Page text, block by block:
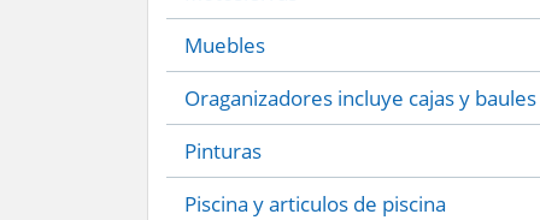
Muebles
Oraganizadores incluye cajas y baules
Pinturas
Piscina y articulos de piscina